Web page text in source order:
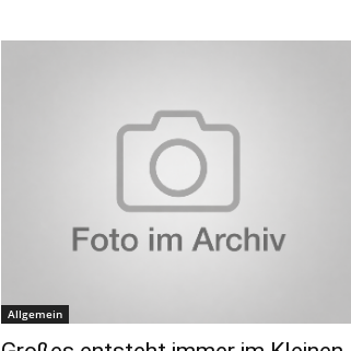
Allgemein